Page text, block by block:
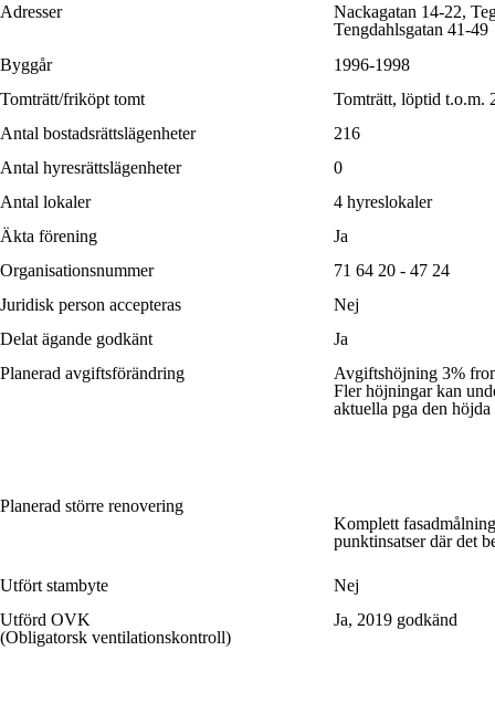
Adresser
Nackagatan 14-22,
Tengdahlsgatan 41-49
Byggår
1996-1998
Tomträtt/friköpt tomt
Tomträtt, löptid t.o.m.
Antal bostadsrättslägenheter
216
Antal hyresrättslägenheter
0
Antal lokaler
4 hyreslokaler
Äkta förening
Ja
Organisationsnummer
71 64 20 - 47 24
Juridisk person accepteras
Nej
Delat ägande godkänt
Ja
Planerad avgiftsförändring
Avgiftshöjning 3%
Fler höjningar kan
aktuella pga den
Planerad större renovering
Komplett
punktinsatser där det
Utfört stambyte
Nej
Utförd OVK
(Obligatorsk ventilationskontroll)
Ja, 2019 godkänd